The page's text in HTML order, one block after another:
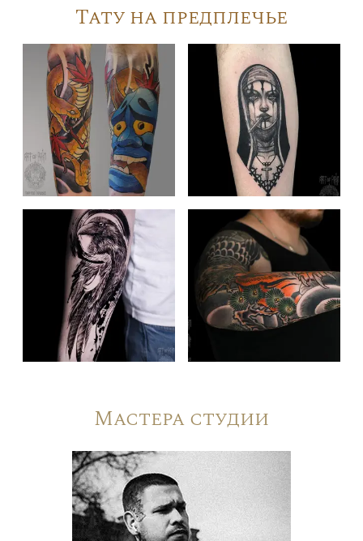
Тату на предплечье
Мастера студии